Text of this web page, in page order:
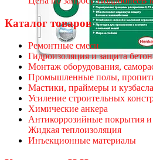
Каталог товаров
Ремонтные смеси
Гидроизоляция и защита
Монтаж оборудования,
Промышленные полы,
Мастики, праймеры и
Усиление строительных
Химические анкера
Антикоррозийные покрытия
Жидкая теплоизоляция
Инъекционные материалы